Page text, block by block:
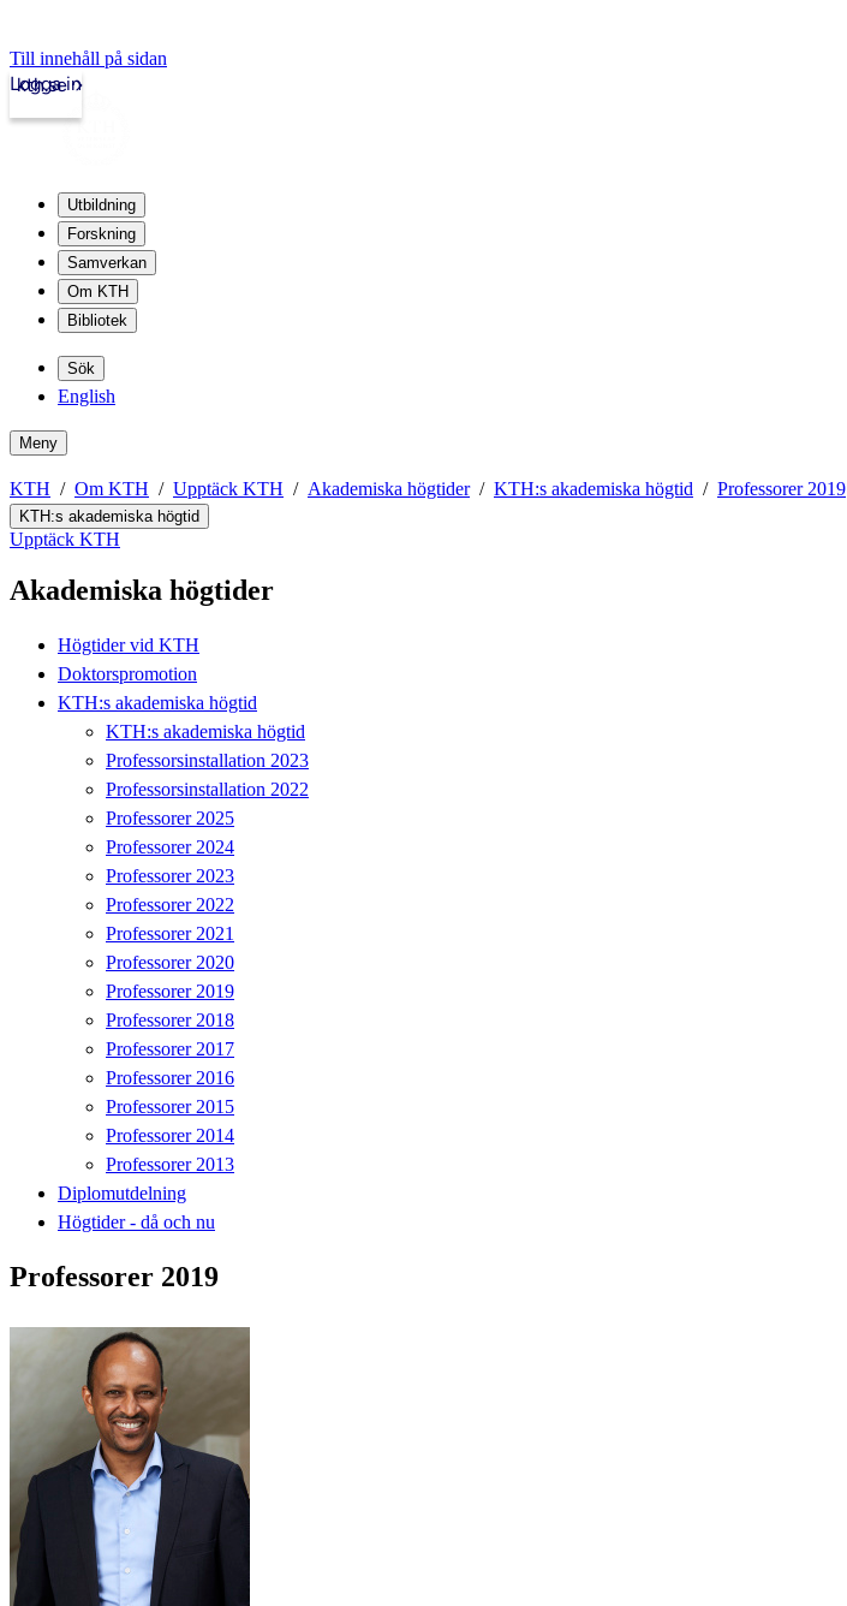
Till innehåll på sidan
kth.se
Logga in
Utbildning
Forskning
Samverkan
Om KTH
Bibliotek
Sök
English
Meny
KTH Om KTH Upptäck KTH Akademiska högtider KTH:s akademiska högtid Professorer 2019
KTH:s akademiska högtid
Upptäck KTH
Akademiska högtider
Högtider vid KTH
Doktorspromotion
KTH:s akademiska högtid
KTH:s akademiska högtid
Professorsinstallation 2023
Professorsinstallation 2022
Professorer 2025
Professorer 2024
Professorer 2023
Professorer 2022
Professorer 2021
Professorer 2020
Professorer 2019
Professorer 2018
Professorer 2017
Professorer 2016
Professorer 2015
Professorer 2014
Professorer 2013
Diplomutdelning
Högtider - då och nu
Professorer 2019